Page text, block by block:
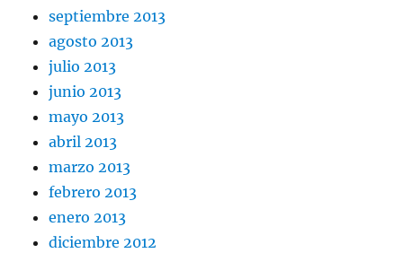
septiembre 2013
agosto 2013
julio 2013
junio 2013
mayo 2013
abril 2013
marzo 2013
febrero 2013
enero 2013
diciembre 2012